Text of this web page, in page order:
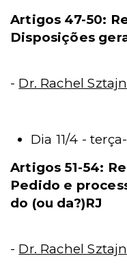
Artigos 47-50:
Disposições
- Dr. Rachel Sztajn
Dia 11/4 -
Artigos 51-54:
Pedido e
do (ou da?)RJ
- Dr. Rachel Sztajn